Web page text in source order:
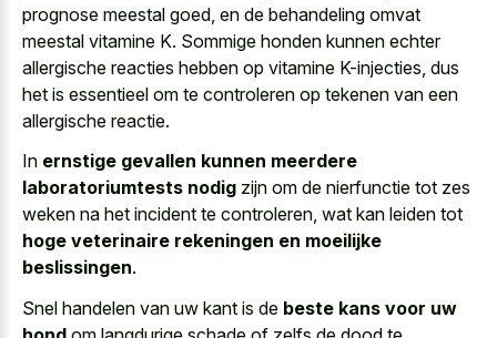
prognose meestal goed, en de behandeling omvat
meestal vitamine K. Sommige honden kunnen echter
allergische reacties hebben op vitamine K-injecties, dus
het is essentieel om te controleren op tekenen van een
allergische reactie.
In ernstige gevallen kunnen meerdere
laboratoriumtests nodig zijn om de nierfunctie tot zes
weken na het incident te controleren, wat kan leiden tot
hoge veterinaire rekeningen en moeilijke
beslissingen.
Snel handelen van uw kant is de beste kans voor uw